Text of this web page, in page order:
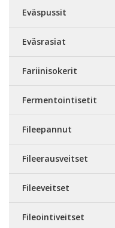
Eväspussit
Eväsrasiat
Fariinisokerit
Fermentointisetit
Fileepannut
Fileerausveitset
Fileeveitset
Fileointiveitset